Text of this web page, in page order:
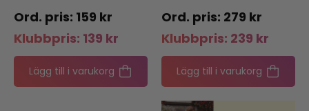
159 kr
Klubbpris: 139 kr
Lägg till i varukorg
året
279 kr
Klubbpris: 239 kr
Lägg till i varukorg